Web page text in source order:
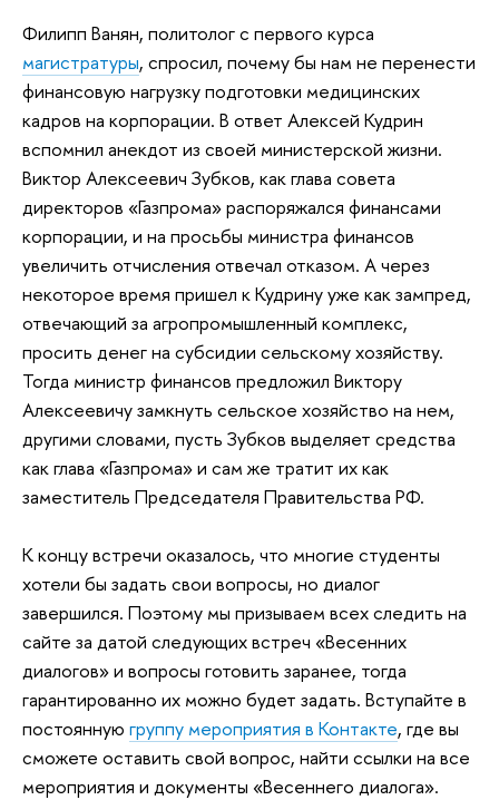
Филипп Ванян, политолог с первого курса
магистратуры, спросил, почему бы нам не перенести
финансовую нагрузку подготовки медицинских
кадров на корпорации. В ответ Алексей Кудрин
вспомнил анекдот из своей министерской жизни.
Виктор Алексеевич Зубков, как глава совета
директоров «Газпрома» распоряжался финансами
корпорации, и на просьбы министра финансов
увеличить отчисления отвечал отказом. А через
некоторое время пришел к Кудрину уже как зампред,
отвечающий за агропромышленный комплекс,
просить денег на субсидии сельскому хозяйству.
Тогда министр финансов предложил Виктору
Алексеевичу замкнуть сельское хозяйство на нем,
другими словами, пусть Зубков выделяет средства
как глава «Газпрома» и сам же тратит их как
заместитель Председателя Правительства РФ.
К концу встречи оказалось, что многие студенты
хотели бы задать свои вопросы, но диалог
завершился. Поэтому мы призываем всех следить на
сайте за датой следующих встреч «Весенних
диалогов» и вопросы готовить заранее, тогда
гарантированно их можно будет задать. Вступайте в
постоянную группу мероприятия в Контакте, где вы
сможете оставить свой вопрос, найти ссылки на все
мероприятия и документы «Весеннего диалога».